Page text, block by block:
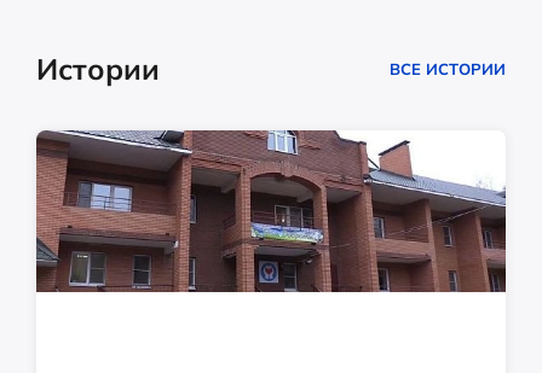
Истории ВСЕ ИСТОРИИ